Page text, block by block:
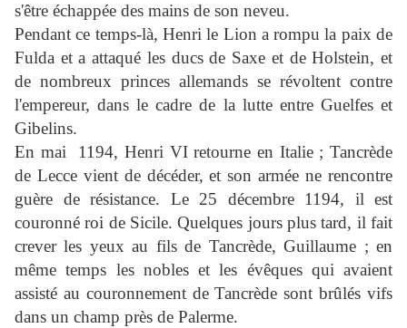
s'être échappée des mains de son neveu.
Pendant ce temps-là, Henri le Lion a rompu la paix de
Fulda et a attaqué les ducs de Saxe et de Holstein, et
de nombreux princes allemands se révoltent contre
l'empereur, dans le cadre de la lutte entre Guelfes et
Gibelins.
En mai
1194, Henri VI retourne en Italie ; Tancrède
de Lecce vient de décéder, et son armée ne rencontre
guère de résistance. Le 25 décembre 1194, il est
couronné roi de Sicile. Quelques jours plus tard, il fait
crever les yeux au fils de Tancrède, Guillaume ; en
même temps les nobles et les évêques qui avaient
assisté au couronnement de Tancrède sont brûlés vifs
dans un champ près de Palerme.